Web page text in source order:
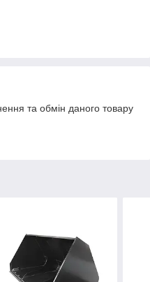
та обмін даного товару